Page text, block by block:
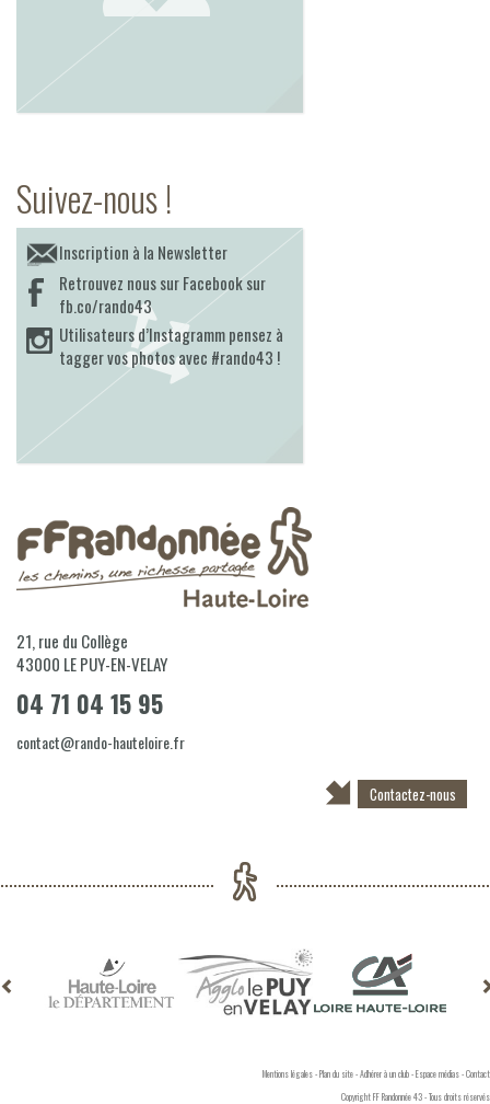
Suivez-nous !
Inscription à la Newsletter
Retrouvez nous sur Facebook sur
fb.co/rando43
Utilisateurs d’Instagramm pensez à
tagger vos photos avec #rando43 !
21, rue du Collège
43000 LE PUY-EN-VELAY
04 71 04 15 95
contact@rando-hauteloire.fr
Contactez-nous
Mentions légales-Plan du site-Adhérer à un club-Espace médias-Contact
Copyright FF Randonnée 43 - Tous droits réservés